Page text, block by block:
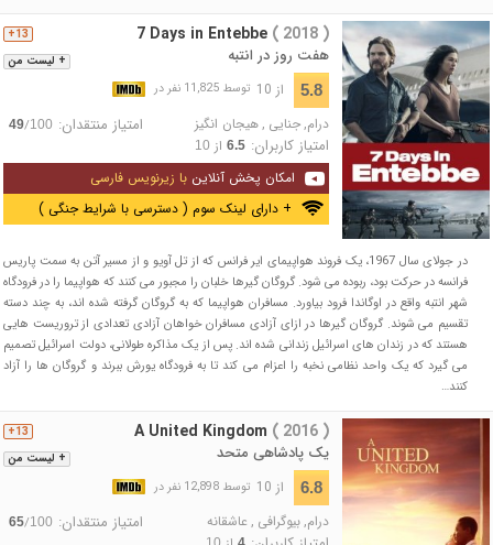
+ لیست من
13+ 7 Days in Entebbe ( 2018 )
هفت روز در انتبه
5.8 از 10 توسط 11,825 نفر در
درام, جنایی , هیجان انگیز امتیاز منتقدان: 49/100
امتیاز کاربران: 6.5از 10
امکان پخش آنلاین با زیرنویس فارسی
+ دارای لینک سوم ( دسترسی با شرایط جنگی )
در جولای سال 1967، یک فروند هواپیمای ایر فرانس که از تل آویو و از مسیر آتن به سمت پاریس
فرانسه در حرکت بود، ربوده می شود. گروگان گیرها خلبان را مجبور می کنند که هواپیما را در فرودگاه
شهر انتبه واقع در اوگاندا فرود بیاورد. مسافران هواپیما که به گروگان گرفته شده اند، به چند دسته
تقسیم می شوند. گروگان گیرها در ازای آزادی مسافران خواهان آزادی تعدادی از تروریست هایی
هستند که در زندان های اسرائیل زندانی شده اند. پس از یک مذاکره طولانی، دولت اسرائیل تصمیم
می گیرد که یک واحد نظامی نخبه را اعزام می کند تا به فرودگاه یورش ببرند و گروگان ها را آزاد
کنند…
+ لیست من
13+ A United Kingdom ( 2016 )
یک پادشاهی متحد
6.8 از 10 توسط 12,898 نفر در
درام,بیوگرافی ,عاشقانه امتیاز منتقدان: 65/100